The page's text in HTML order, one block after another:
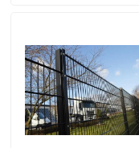
Nachrichten
Fechten der